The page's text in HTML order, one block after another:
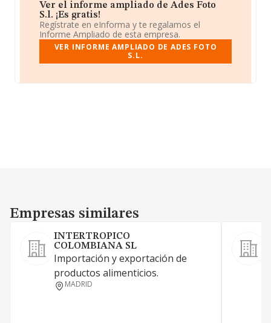
Ver el informe ampliado de Ades Foto
S.l. ¡Es gratis!
Regístrate en eInforma y te regalamos el
Informe Ampliado de esta empresa.
VER INFORME AMPLIADO DE ADES FOTO
S.L.
Empresas similares
Empresas similares
INTERTROPICO
COLOMBIANA SL
Importación y exportación de
productos alimenticios.
MADRID